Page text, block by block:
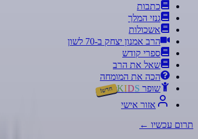
כתבות
גנזי המלך
אשכולות
הרב אמנון יצחק ב-70 לשון
ספרי קודש
שאל את הרב
הכה את המומחה
שופר
KIDS חדש!
אזור אישי
תרום עכשיו ←